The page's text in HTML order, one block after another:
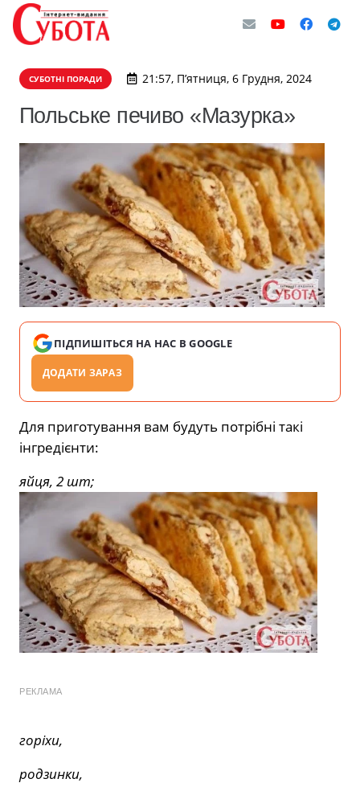
СУБОТНІ ПОРАДИ 21:57, П’ятниця, 6 Грудня, 2024
Польське печиво «Мазурка»
ПІДПИШІТЬСЯ НА НАС В GOOGLE
ДОДАТИ ЗАРАЗ
Для приготування вам будуть потрібні такі
інгредієнти:
яйця, 2 шт;
РЕКЛАМА
горіхи,
родзинки,